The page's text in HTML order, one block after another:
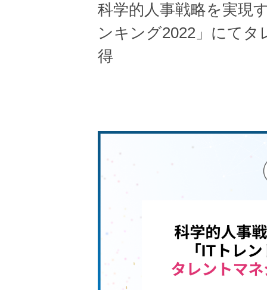
科学的人事戦略を実現
ンキング2022」にて
得